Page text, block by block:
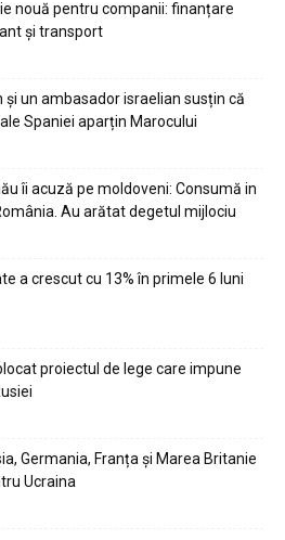
nouă pentru companii: finanțare
și transport
un ambasador israelian susțin că
Spaniei aparțin Marocului
îi acuză pe moldoveni: Consumă in
Au arătat degetul mijlociu
a crescut cu 13% în primele 6 luni
proiectul de lege care impune
Germania, Franța și Marea Britanie
Ucraina